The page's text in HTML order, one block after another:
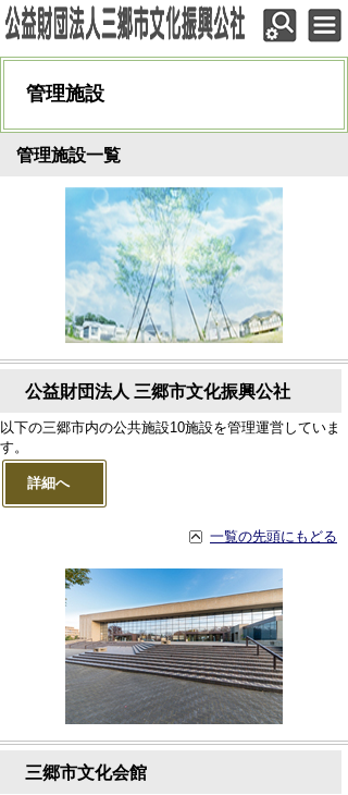
管理施設
管理施設一覧
公益財団法人 三郷市文化振興公社
以下の三郷市内の公共施設10施設を管理運営していま
す。
詳細へ
一覧の先頭にもどる
三郷市文化会館